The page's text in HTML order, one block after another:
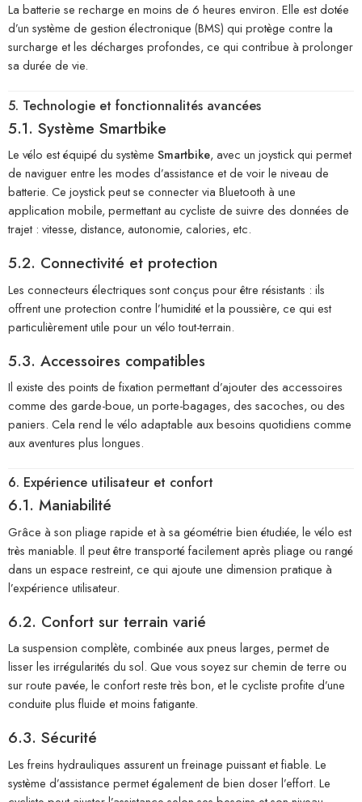
La batterie se recharge en moins de 6 heures environ. Elle est dotée
d’un système de gestion électronique (BMS) qui protège contre la
surcharge et les décharges profondes, ce qui contribue à prolonger
sa durée de vie.
5. Technologie et fonctionnalités avancées
5.1. Système Smartbike
Le vélo est équipé du système Smartbike, avec un joystick qui permet
de naviguer entre les modes d’assistance et de voir le niveau de
batterie. Ce joystick peut se connecter via Bluetooth à une
application mobile, permettant au cycliste de suivre des données de
trajet : vitesse, distance, autonomie, calories, etc.
5.2. Connectivité et protection
Les connecteurs électriques sont conçus pour être résistants : ils
offrent une protection contre l’humidité et la poussière, ce qui est
particulièrement utile pour un vélo tout-terrain.
5.3. Accessoires compatibles
Il existe des points de fixation permettant d’ajouter des accessoires
comme des garde-boue, un porte-bagages, des sacoches, ou des
paniers. Cela rend le vélo adaptable aux besoins quotidiens comme
aux aventures plus longues.
6. Expérience utilisateur et confort
6.1. Maniabilité
Grâce à son pliage rapide et à sa géométrie bien étudiée, le vélo est
très maniable. Il peut être transporté facilement après pliage ou rangé
dans un espace restreint, ce qui ajoute une dimension pratique à
l’expérience utilisateur.
6.2. Confort sur terrain varié
La suspension complète, combinée aux pneus larges, permet de
lisser les irrégularités du sol. Que vous soyez sur chemin de terre ou
sur route pavée, le confort reste très bon, et le cycliste profite d’une
conduite plus fluide et moins fatigante.
6.3. Sécurité
Les freins hydrauliques assurent un freinage puissant et fiable. Le
système d’assistance permet également de bien doser l’effort. Le